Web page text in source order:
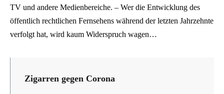
TV und andere Medienbereiche. – Wer die Entwicklung des
öffentlich rechtlichen Fernsehens während der letzten Jahrzehnte
verfolgt hat, wird kaum Widerspruch wagen…
Zigarren gegen Corona